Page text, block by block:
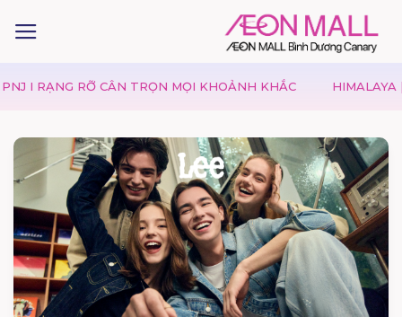
RỠ CÂN TRỌN MỌI KHOẢNH KHẮC HIMALAYA | MÙA